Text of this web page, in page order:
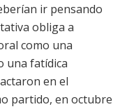
ir pensando
obliga a
como una
una fatídica
en el
partido, en octubre